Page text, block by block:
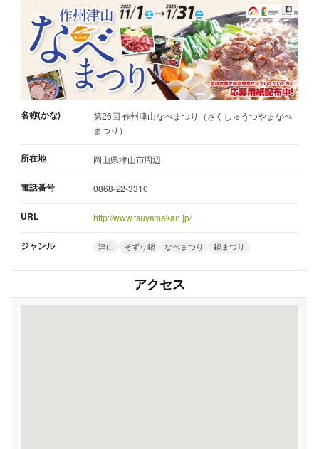
名称(かな)
第26回 作州津山なべまつり（さくしゅうつやまなべ
まつり）
所在地 岡山県津山市周辺
電話番号 0868-22-3310
URL http://www.tsuyamakan.jp/
ジャンル 津山 そずり鍋 なべまつり 鍋まつり
アクセス